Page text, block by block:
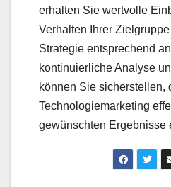
erhalten Sie wertvolle
Verhalten Ihrer
Strategie entsprechend
kontinuierliche Analyse
können Sie sicherstellen,
Technologiemarketing
gewünschten Ergebnisse